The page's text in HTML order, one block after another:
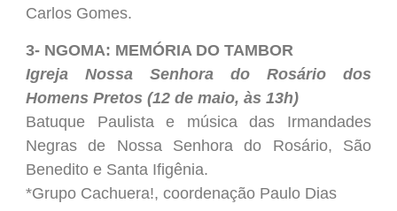
Carlos Gomes.
3- NGOMA: MEMÓRIA DO TAMBOR
Igreja Nossa Senhora do Rosário dos
Homens Pretos (12 de maio, às 13h)
Batuque Paulista e música das Irmandades
Negras de Nossa Senhora do Rosário, São
Benedito e Santa Ifigênia.
*Grupo Cachuera!, coordenação Paulo Dias